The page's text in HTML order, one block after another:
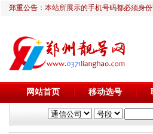
郑重公告：本站所展示的手机号码都必须身
网站首页 移动选号